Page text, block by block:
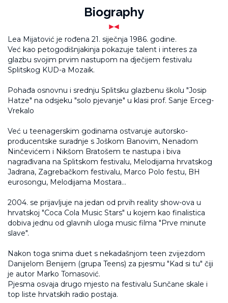
Biography
Lea Mijatović je rođena 21. siječnja 1986. godine.
Već kao petogodišnjakinja pokazuje talent i interes za
glazbu svojim prvim nastupom na dječijem festivalu
Spl itskog KUD-a Mozaik.
Pohađa osnovnu i srednju Splitsku glazbenu školu "Josip
Hatze" na odsjeku "solo pjevanje" u klasi prof. Sanje Erceg-
Vrekalo
Već u teenagerskim godinama ostvaruje autorsko-
producentske suradnje s Joškom Banovim, Nenadom
Ninčevićem i Nikšom Bratošem te nastupa i biva
nagrađivana na Splitskom festivalu, Melodijama hrvatskog
Jadrana, Zagrebačkom festivalu, Marco Polo festu, BH
eurosongu, Melodijama Mostara...
2004. se prijavljuje na jedan od prvih reality show-ova u
hrvatskoj "Coca Cola Music Stars" u kojem kao finalistica
dobiva jednu od glavnih uloga music filma "Prve minute
slave".
Nakon toga snima duet s nekadašnjom teen zvijezdom
Danijelom Benijem (grupa Teens) za pjesmu "Kad si tu" čiji
je autor Marko Tomasović.
Pjesma osvaja drugo mjesto na festivalu Sunčane skale i
top liste hrvatskih radio postaja.